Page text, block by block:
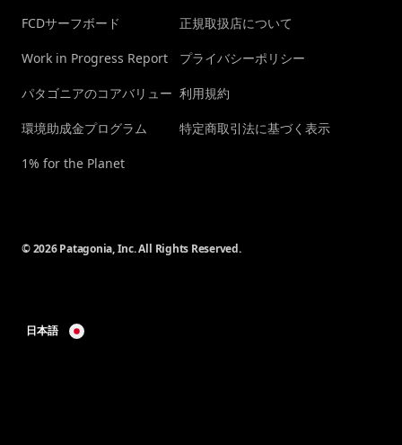
FCDサーフボード
Work in Progress Report
パタゴニアのコアバリュー
環境助成金プログラム
1% for the Planet
正規取扱店について
プライバシーポリシー
利用規約
特定商取引法に基づく表示
© 2026 Patagonia, Inc. All Rights Reserved.
日本語